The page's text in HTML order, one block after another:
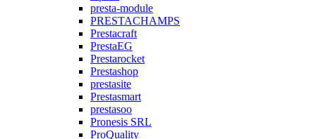
presta-module
PRESTACHAMPS
Prestacraft
PrestaEG
Prestarocket
Prestashop
prestasite
Prestasmart
prestasoo
Pronesis SRL
ProQuality